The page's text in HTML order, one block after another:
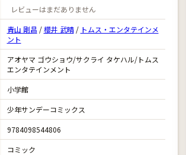
レビューはまだありません
青山 剛昌 /櫻井 武晴/ トムス・エンタテインメ
ント
アオヤマ ゴウショウ/サクライ タケハル/トムス
エンタテインメント
小学館
少年サンデーコミックス
9784098544806
コミック